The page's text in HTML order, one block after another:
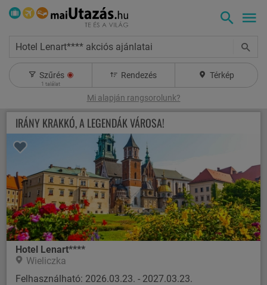
Hotel Lenart**** akciós ajánlatai
Szűrés
1 találat
Rendezés Térkép
Mi alapján rangsorolunk?
IRÁNY KRAKKÓ, A LEGENDÁK VÁROSA!
Hotel Lenart****
Wieliczka
Felhasználható: 2026.03.23. - 2027.03.23.